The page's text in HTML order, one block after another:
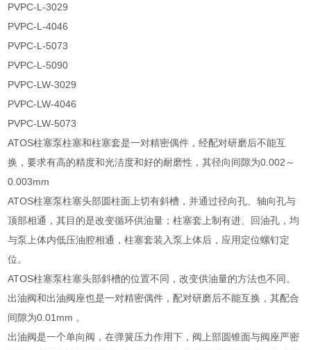
PVPC-L-3029
PVPC-L-4046
PVPC-L-5073
PVPC-L-5090
PVPC-LW-3029
PVPC-LW-4046
PVPC-LW-5073
ATOS柱塞泵柱塞和柱塞套是一对精密偶件，经配对研磨后不能互
换，要求有高的精度和光洁度和好的耐磨性，其径向间隙为0.002～
0.003mm
ATOS柱塞泵柱塞头部圆柱面上切有斜槽，并通过径向孔、轴向孔与
顶部相通，其目的是改变循环供油量；柱塞套上制有进、回油孔，均
与泵上体内低压油腔相通，柱塞套装入泵上体后，应用定位螺钉定
位。
ATOS柱塞泵柱塞头部斜槽的位置不同，改变供油量的方法也不同。
出油阀和出油阀座也是一对精密偶件，配对研磨后不能互换，其配合
间隙为0.01mm 。
出油阀是一个单向阀，在弹簧压力作用下，阀上部圆锥面与阀座严密